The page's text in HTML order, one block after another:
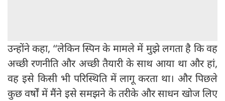
उन्होंने कहा, ‘‘लेकिन स्पिन के मामले में मुझे लगता है कि वह
अच्छी रणनीति और अच्छी तैयारी के साथ आया था और हां,
वह इसे किसी भी परिस्थिति में लागू करता था। और पिछले
कुछ वर्षों में मैंने इसे समझने के तरीके और साधन खोज लिए